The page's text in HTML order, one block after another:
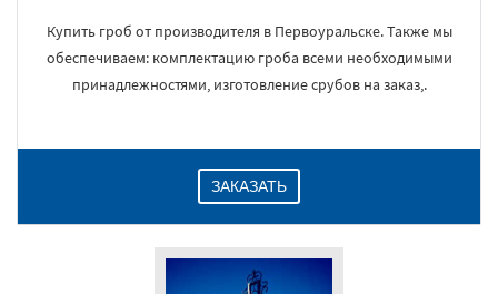
Купить гроб от производителя в Первоуральске. Также мы
обеспечиваем: комплектацию гроба всеми необходимыми
принадлежностями, изготовление срубов на заказ,.
ЗАКАЗАТЬ